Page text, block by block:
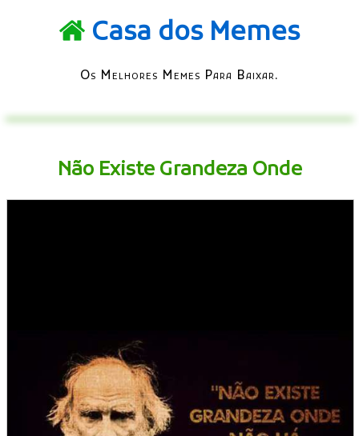
Casa dos Memes
Os Melhores Memes Para Baixar.
Não Existe Grandeza Onde